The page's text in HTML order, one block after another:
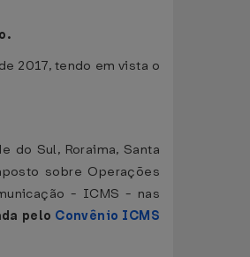
2017, tendo em vista o
do Sul, Roraima, Santa
sobre Operações
- ICMS - nas
pelo Convênio ICMS